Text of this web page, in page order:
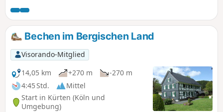
Bechen im Bergischen Land
Visorando-Mitglied
14,05 km
+270 m
-270 m
4:45 Std.
Mittel
Start in Kürten (Köln und
Umgebung)